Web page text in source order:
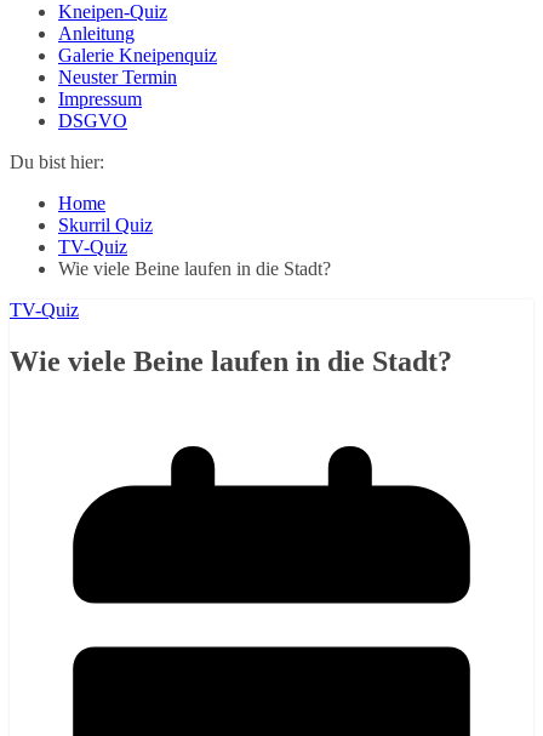
Kneipen-Quiz
Anleitung
Galerie Kneipenquiz
Neuster Termin
Impressum
DSGVO
Du bist hier:
Home
Skurril Quiz
TV-Quiz
Wie viele Beine laufen in die Stadt?
TV-Quiz
Wie viele Beine laufen in die Stadt?